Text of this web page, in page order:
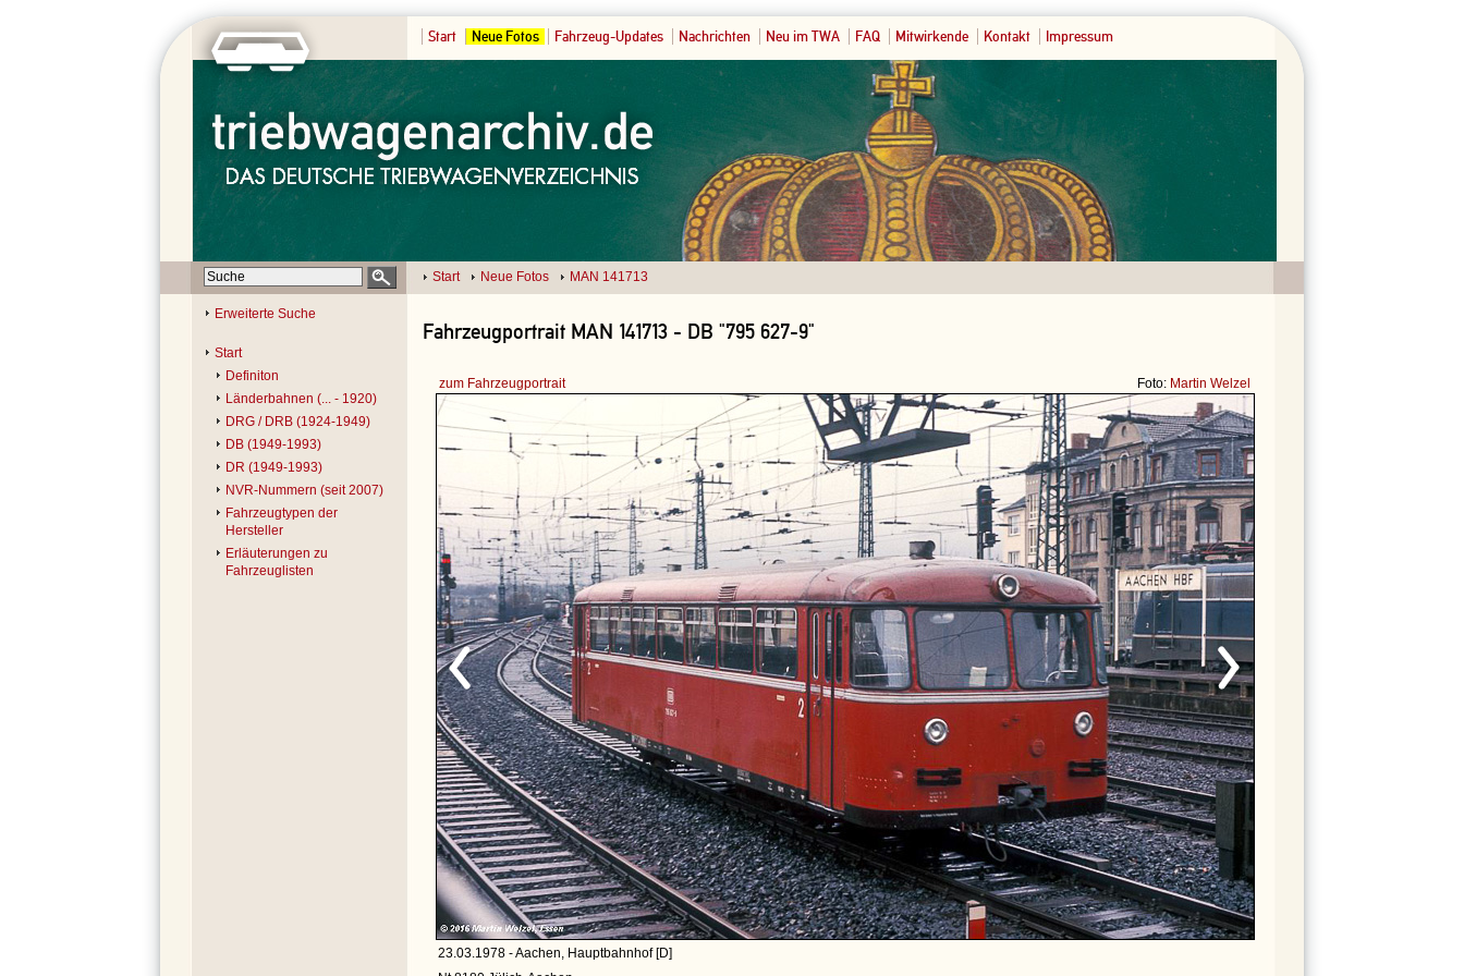
Start Neue Fotos Fahrzeug-Updates Nachrichten Neu im TWA FAQ Mitwirkende Kontakt Impressum
Start Neue Fotos MAN 141713
Erweiterte Suche
Start
Definiton
Länderbahnen (... - 1920)
DRG / DRB (1924-1949)
DB (1949-1993)
DR (1949-1993)
NVR-Nummern (seit 2007)
Fahrzeugtypen der
Hersteller
Erläuterungen zu
Fahrzeuglisten
Fahrzeugportrait MAN 141713 - DB "795 627-9"
zum Fahrzeugportrait Foto: Martin Welzel
23.03.1978 - Aachen, Hauptbahnhof [D]